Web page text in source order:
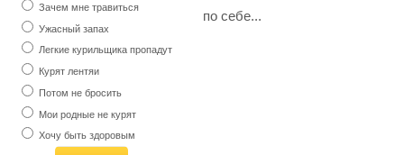
по себе...
Зачем мне травиться
Ужасный запах
Легкие курильщика пропадут
Курят лентяи
Потом не бросить
Мои родные не курят
Хочу быть здоровым